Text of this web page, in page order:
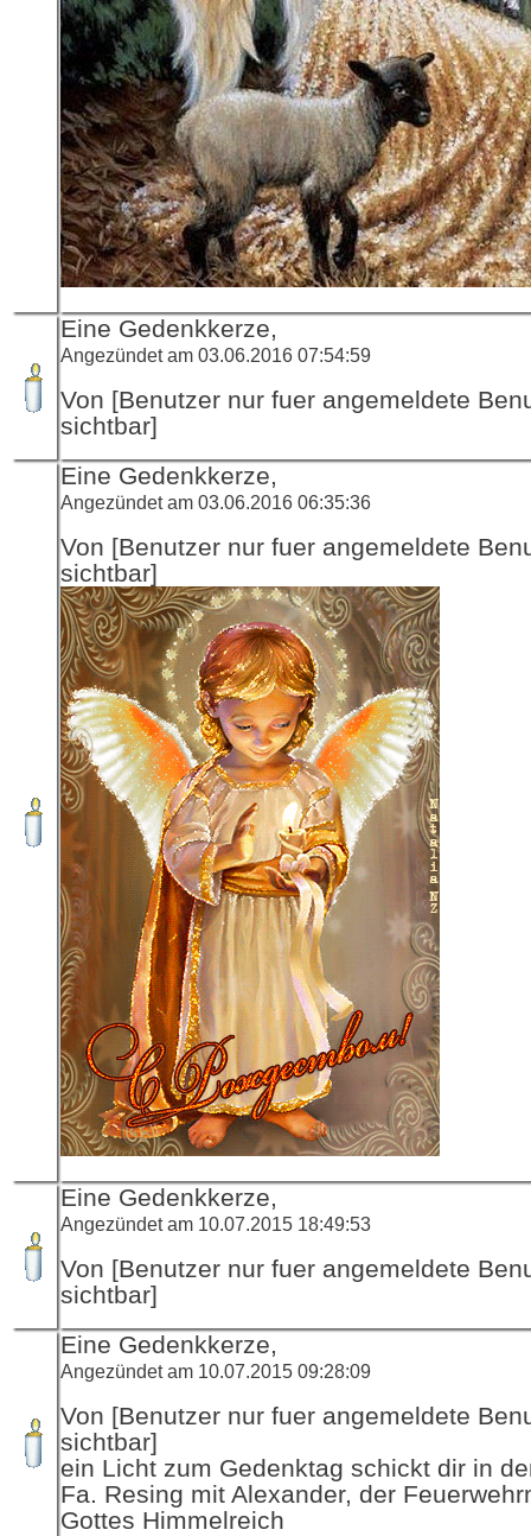
Eine Gedenkkerze,
Angezündet am 03.06.2016 07:54:59
Von [Benutzer nur fuer angemeldete
sichtbar]
Eine Gedenkkerze,
Angezündet am 03.06.2016 06:35:36
Von [Benutzer nur fuer angemeldete
sichtbar]
Eine Gedenkkerze,
Angezündet am 10.07.2015 18:49:53
Von [Benutzer nur fuer angemeldete
sichtbar]
Eine Gedenkkerze,
Angezündet am 10.07.2015 09:28:09
Von [Benutzer nur fuer angemeldete
sichtbar]
ein Licht zum Gedenktag schickt dir in
Fa. Resing mit Alexander, der
Gottes Himmelreich